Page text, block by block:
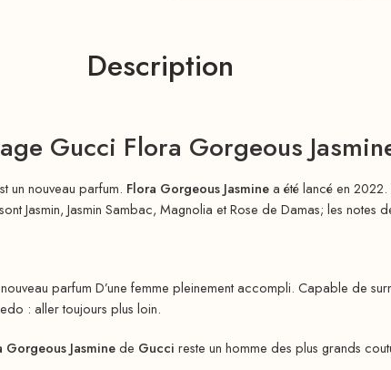
Description
Gucci Flora Gorgeous
un nouveau parfum. Flora Gorgeous Jasminea été lancé en
Jasmin, Jasmin Sambac, Magnolia et Rose de Damas; les notes
parfum D’une femme pleinement accompli. Capable de
: aller toujours plus loin.
Gorgeous Jasminede Gucci reste un homme des plus grands